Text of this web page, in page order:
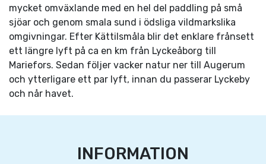
mycket omväxlande med en hel del paddling på små
sjöar och genom smala sund i ödsliga vildmarkslika
omgivningar. Efter Kättilsmåla blir det enklare frånsett
ett längre lyft på ca en km från Lyckeåborg till
Mariefors. Sedan följer vacker natur ner till Augerum
och ytterligare ett par lyft, innan du passerar Lyckeby
och når havet.
INFORMATION